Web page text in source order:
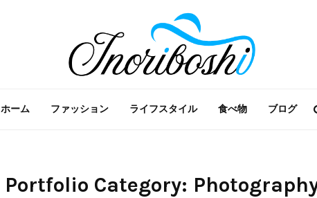
ホーム ファッション ライフスタイル 食べ物 ブログ
Portfolio Category: